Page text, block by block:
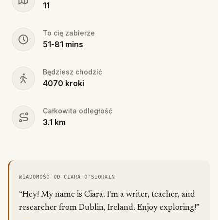
11
To cię zabierze
51-81 mins
Będziesz chodzić
4070 kroki
Całkowita odległość
3.1 km
WIADOMOŚĆ OD CIARA O’SIORAIN
“Hey! My name is Ciara. I'm a writer, teacher, and
researcher from Dublin, Ireland. Enjoy exploring!”